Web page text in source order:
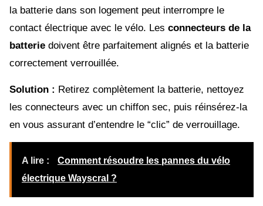
la batterie dans son logement peut interrompre le
contact électrique avec le vélo. Les connecteurs de la
batterie doivent être parfaitement alignés et la batterie
correctement verrouillée.
Solution : Retirez complètement la batterie, nettoyez
les connecteurs avec un chiffon sec, puis réinsérez-la
en vous assurant d’entendre le “clic” de verrouillage.
A lire :
Comment résoudre les pannes du vélo
électrique Wayscral ?